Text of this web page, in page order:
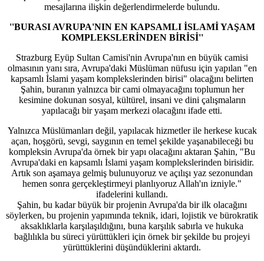
mesajlarına ilişkin değerlendirmelerde bulundu.
''BURASI AVRUPA'NIN EN KAPSAMLI İSLAMİ YAŞAM
KOMPLEKSLERİNDEN BİRİSİ''
Strazburg Eyüp Sultan Camisi'nin Avrupa'nın en büyük camisi
olmasının yanı sıra, Avrupa'daki Müslüman nüfusu için yapılan "en
kapsamlı İslami yaşam komplekslerinden birisi" olacağını belirten
Şahin, buranın yalnızca bir cami olmayacağını toplumun her
kesimine dokunan sosyal, kültürel, insani ve dini çalışmaların
yapılacağı bir yaşam merkezi olacağını ifade etti.
Yalnızca Müslümanları değil, yapılacak hizmetler ile herkese kucak
açan, hoşgörü, sevgi, saygının en temel şekilde yaşanabileceği bu
kompleksin Avrupa'da örnek bir yapı olacağını aktaran Şahin, "Bu
Avrupa'daki en kapsamlı İslami yaşam komplekslerinden birisidir.
Artık son aşamaya gelmiş bulunuyoruz ve açılışı yaz sezonundan
hemen sonra gerçekleştirmeyi planlıyoruz Allah'ın izniyle."
ifadelerini kullandı.
Şahin, bu kadar büyük bir projenin Avrupa'da bir ilk olacağını
söylerken, bu projenin yapımında teknik, idari, lojistik ve bürokratik
aksaklıklarla karşılaşıldığını, buna karşılık sabırla ve hukuka
bağlılıkla bu süreci yürüttükleri için örnek bir şekilde bu projeyi
yürüttüklerini düşündüklerini aktardı.